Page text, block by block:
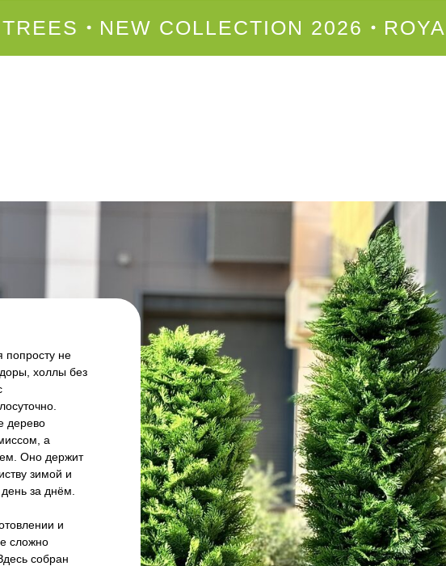
TREES NEW COLLECTION 2026
попросту не
холлы без
дерево
а
Оно держит
зимой и
за днём.
и
сложно
собран